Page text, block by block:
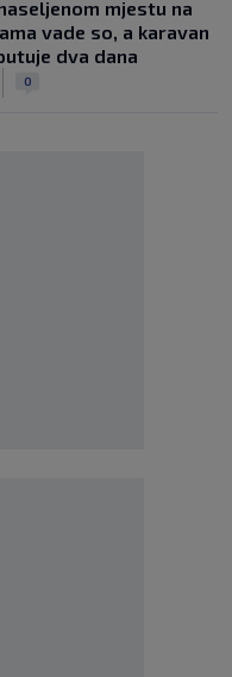
mjestu na
vade so, a karavan
dva dana
0